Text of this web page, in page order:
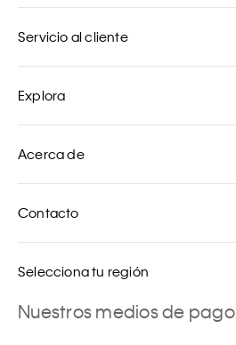
Servicio al cliente
Explora
Acerca de
Contacto
Selecciona tu región
Nuestros medios de pago